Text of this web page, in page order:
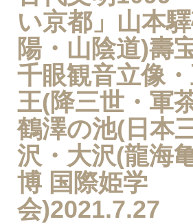
い京都」山本
陽・山陰道)壽
千眼観音立像
王(降三世・軍
鶴澤の池(日本
沢・大沢(龍海
博 国際姫学
会)2021.7.27